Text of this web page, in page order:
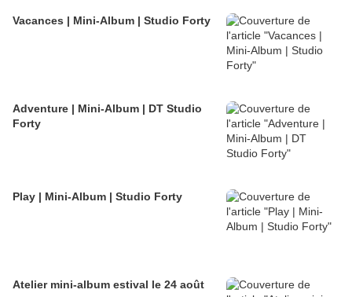
Vacances | Mini-Album | Studio Forty
Adventure | Mini-Album | DT Studio
Forty
Play | Mini-Album | Studio Forty
Atelier mini-album estival le 24 août